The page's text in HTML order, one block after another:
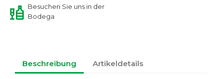
Besuchen Sie uns in der
Bodega
Beschreibung Artikeldetails